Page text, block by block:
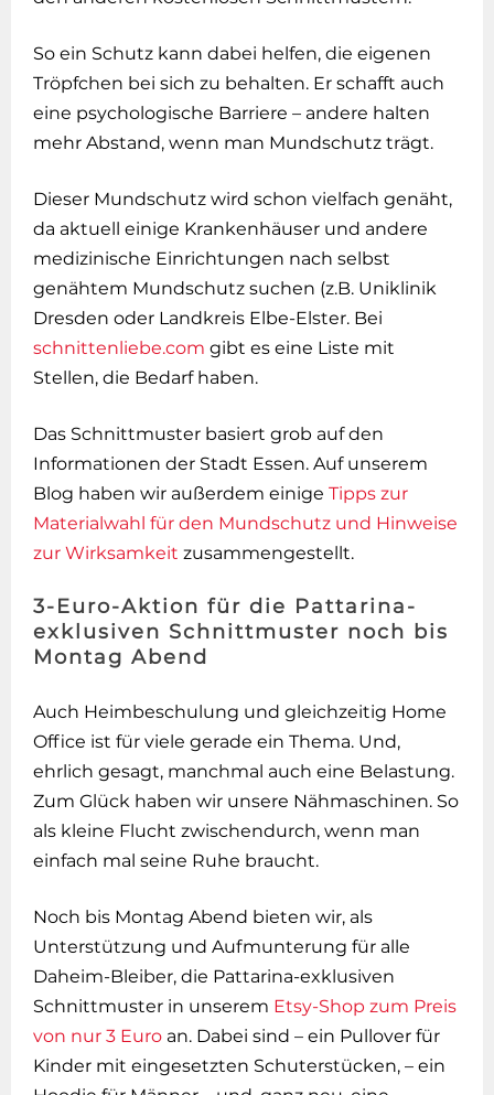
So ein Schutz kann dabei helfen, die eigenen
Tröpfchen bei sich zu behalten. Er schafft auch
eine psychologische Barriere – andere halten
mehr Abstand, wenn man Mundschutz trägt.
Dieser Mundschutz wird schon vielfach genäht,
da aktuell einige Krankenhäuser und andere
medizinische Einrichtungen nach selbst
genähtem Mundschutz suchen (z.B. Uniklinik
Dresden oder Landkreis Elbe-Elster. Bei
schnittenliebe.com gibt es eine Liste mit
Stellen, die Bedarf haben.
Das Schnittmuster basiert grob auf den
Informationen der Stadt Essen. Auf unserem
Blog haben wir außerdem einigeTipps zur
Materialwahl für den Mundschutz und Hinweise
zur Wirksamkeit zusammengestellt.
3-Euro-Aktion für die Pattarina-
exklusiven Schnittmuster noch bis
Montag Abend
Auch Heimbeschulung und gleichzeitig Home
Office ist für viele gerade ein Thema. Und,
ehrlich gesagt, manchmal auch eine Belastung.
Zum Glück haben wir unsere Nähmaschinen. So
als kleine Flucht zwischendurch, wenn man
einfach mal seine Ruhe braucht.
Noch bis Montag Abend bieten wir, als
Unterstützung und Aufmunterung für alle
Daheim-Bleiber, die Pattarina-exklusiven
Schnittmuster in unserem Etsy-Shop zum Preis
von nur 3 Euro an. Dabei sind – ein Pullover für
Kinder mit eingesetzten Schuterstücken, – ein